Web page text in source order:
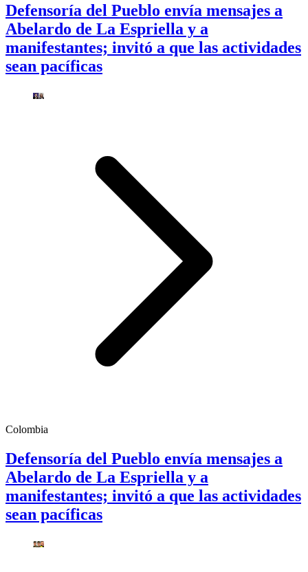
Defensoría del Pueblo envía mensajes a
Abelardo de La Espriella y a
manifestantes; invitó a que las actividades
sean pacíficas
Colombia
Defensoría del Pueblo envía mensajes a
Abelardo de La Espriella y a
manifestantes; invitó a que las actividades
sean pacíficas